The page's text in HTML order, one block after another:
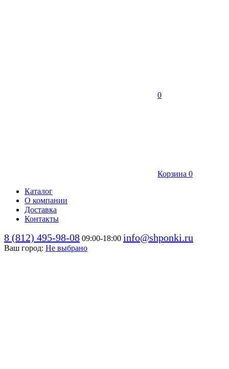
0
Корзина 0
Каталог
О компании
Доставка
Контакты
8 (812) 495-98-08 09:00-18:00 info@shponki.ru
Ваш город: Не выбрано